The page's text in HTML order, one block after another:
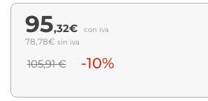
95,32€ con iva
78,78€ sin iva
105,91 € -10%